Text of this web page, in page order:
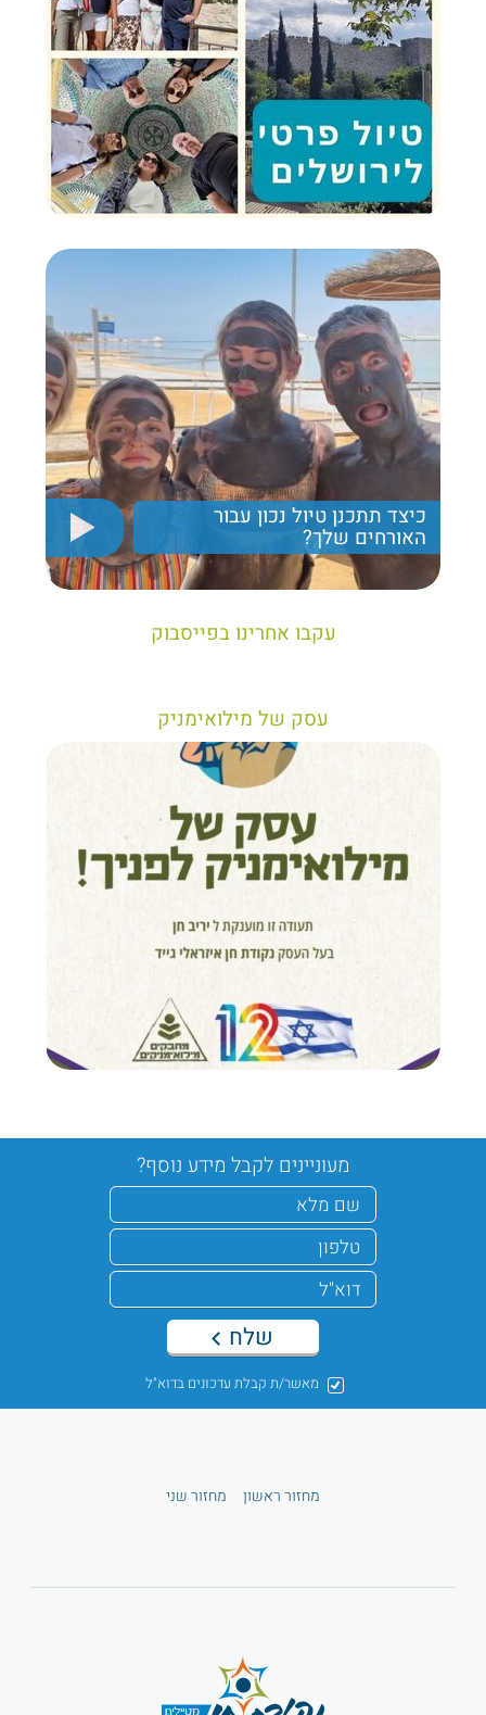
כיצד תתכנן טיול נכון עבור
האורחים שלך?
יריב חן, מציג את הקווים המנחים לבניית טיול נכון עבור
תיירים בישראל
עקבו אחרינו בפייסבוק
עסק של מילואימניק
מעוניינים לקבל מידע נוסף?
מאשר/ת קבלת עדכונים בדוא"ל
שלח
מחזור ראשון מחזור שני